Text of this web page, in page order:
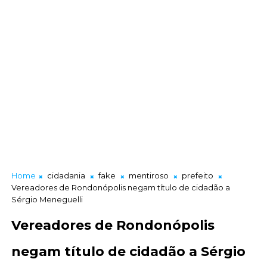
Home cidadania fake mentiroso
prefeito
Vereadores de Rondonópolis negam título de cidadão a
Sérgio Meneguelli
Vereadores de Rondonópolis
negam título de cidadão a Sérgio